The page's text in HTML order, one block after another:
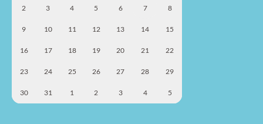
2 3 4 5 6 7 8
9 10 11 12 13 14 15
16 17 18 19 20 21 22
23 24 25 26 27 28 29
30 31 1 2 3 4 5